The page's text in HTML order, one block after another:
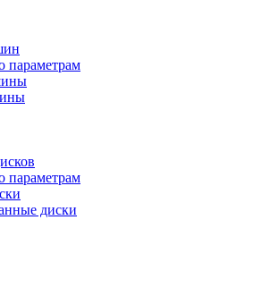
параметрам
параметрам
диски